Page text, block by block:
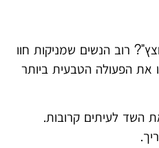
רוב הנשים שמניקות חוו
הפעולה הטבעית ביותר
השד לעיתים קרובות.